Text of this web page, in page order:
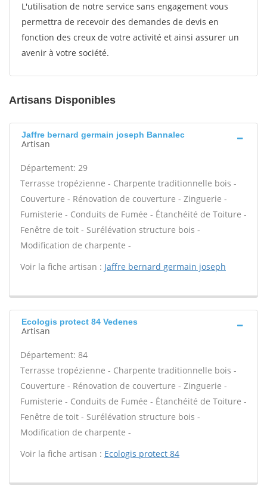
L'utilisation de notre service sans engagement vous
permettra de recevoir des demandes de devis en
fonction des creux de votre activité et ainsi assurer un
avenir à votre société.
Artisans Disponibles
Jaffre bernard germain joseph Bannalec
Artisan
Département: 29
Terrasse tropézienne - Charpente traditionnelle bois -
Couverture - Rénovation de couverture - Zinguerie -
Fumisterie - Conduits de Fumée - Étanchéité de Toiture -
Fenêtre de toit - Surélévation structure bois -
Modification de charpente -
Voir la fiche artisan : Jaffre bernard germain joseph
Ecologis protect 84 Vedenes
Artisan
Département: 84
Terrasse tropézienne - Charpente traditionnelle bois -
Couverture - Rénovation de couverture - Zinguerie -
Fumisterie - Conduits de Fumée - Étanchéité de Toiture -
Fenêtre de toit - Surélévation structure bois -
Modification de charpente -
Voir la fiche artisan : Ecologis protect 84